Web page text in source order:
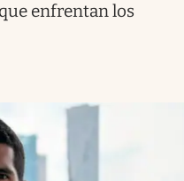
enfrentan los